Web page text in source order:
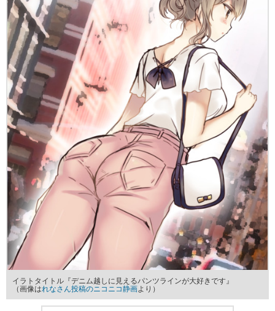
イラトタイトル『デニム越しに見えるパンツラインが大好きです』
（画像はれなさん投稿のニコニコ静画より）